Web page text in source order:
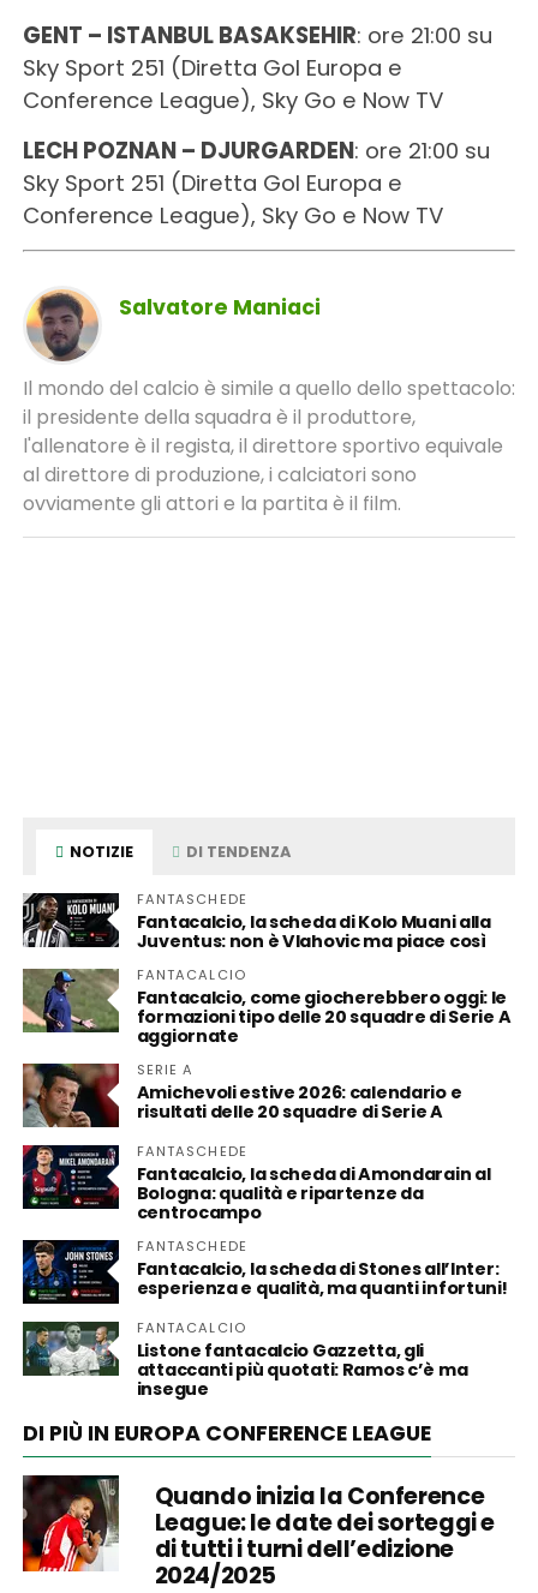
GENT – ISTANBUL BASAKSEHIR: ore 21:00 su
Sky Sport 251 (Diretta Gol Europa e
Conference League), Sky Go e Now TV
LECH POZNAN – DJURGARDEN: ore 21:00 su
Sky Sport 251 (Diretta Gol Europa e
Conference League), Sky Go e Now TV
Salvatore Maniaci
Il mondo del calcio è simile a quello dello spettacolo:
il presidente della squadra è il produttore,
l'allenatore è il regista, il direttore sportivo equivale
al direttore di produzione, i calciatori sono
ovviamente gli attori e la partita è il film.
NOTIZIE DI TENDENZA
FANTASCHEDE
Fantacalcio, la scheda di Kolo Muani alla
Juventus: non è Vlahovic ma piace così
FANTACALCIO
Fantacalcio, come giocherebbero oggi: le
formazioni tipo delle 20 squadre di Serie A
aggiornate
SERIE A
Amichevoli estive 2026: calendario e
risultati delle 20 squadre di Serie A
FANTASCHEDE
Fantacalcio, la scheda di Amondarain al
Bologna: qualità e ripartenze da
centrocampo
FANTASCHEDE
Fantacalcio, la scheda di Stones all’Inter:
esperienza e qualità, ma quanti infortuni!
FANTACALCIO
Listone fantacalcio Gazzetta, gli
attaccanti più quotati: Ramos c’è ma
insegue
DI PIÙ IN EUROPA CONFERENCE LEAGUE
Quando inizia la Conference
League: le date dei sorteggi e
di tutti i turni dell’edizione
2024/2025